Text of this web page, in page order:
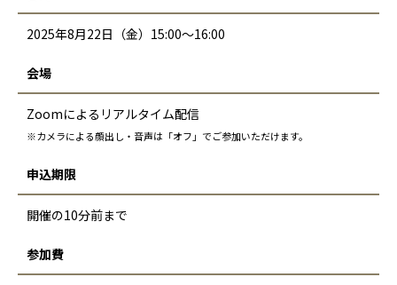
2025年8月22日（金）15:00～16:00
会場
Zoomによるリアルタイム配信
※カメラによる顔出し・音声は「オフ」でご参加いただけます。
申込期限
開催の10分前まで
参加費